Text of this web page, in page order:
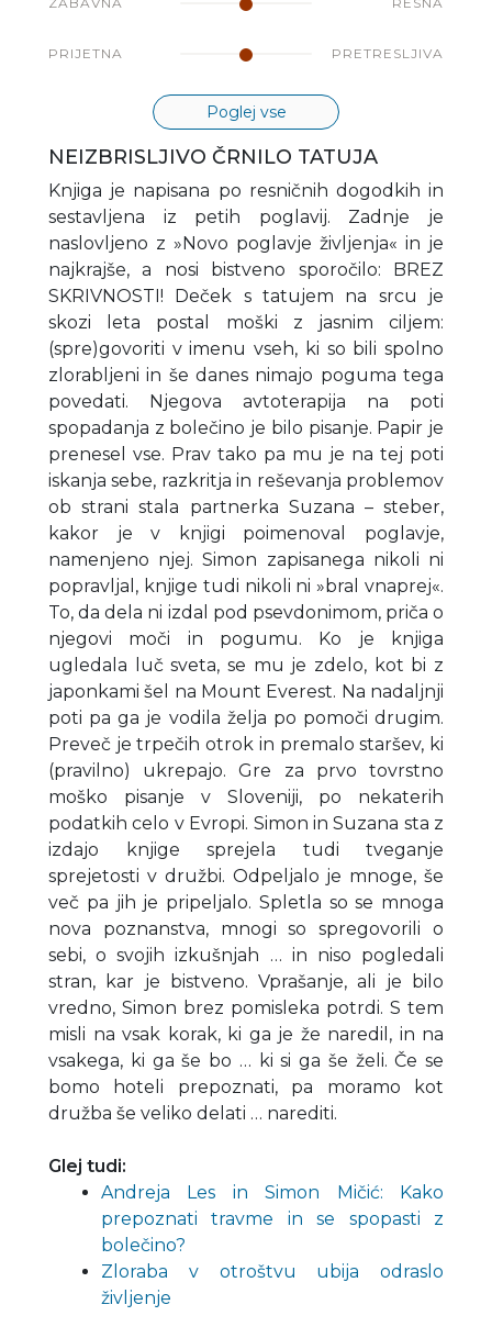
PRIJETNA PRETRESLJIVA
Poglej vse
NEIZBRISLJIVO ČRNILO TATUJA
Knjiga je napisana po resničnih dogodkih in
sestavljena iz petih poglavij. Zadnje je
naslovljeno z »Novo poglavje življenja« in je
najkrajše, a nosi bistveno sporočilo: BREZ
SKRIVNOSTI! Deček s tatujem na srcu je
skozi leta postal moški z jasnim ciljem:
(spre)govoriti v imenu vseh, ki so bili spolno
zlorabljeni in še danes nimajo poguma tega
povedati. Njegova avtoterapija na poti
spopadanja z bolečino je bilo pisanje. Papir je
prenesel vse. Prav tako pa mu je na tej poti
iskanja sebe, razkritja in reševanja problemov
ob strani stala partnerka Suzana – steber,
kakor je v knjigi poimenoval poglavje,
namenjeno njej. Simon zapisanega nikoli ni
popravljal, knjige tudi nikoli ni »bral vnaprej«.
To, da dela ni izdal pod psevdonimom, priča o
njegovi moči in pogumu. Ko je knjiga
ugledala luč sveta, se mu je zdelo, kot bi z
japonkami šel na Mount Everest. Na nadaljnji
poti pa ga je vodila želja po pomoči drugim.
Preveč je trpečih otrok in premalo staršev, ki
(pravilno) ukrepajo. Gre za prvo tovrstno
moško pisanje v Sloveniji, po nekaterih
podatkih celo v Evropi. Simon in Suzana sta z
izdajo knjige sprejela tudi tveganje
sprejetosti v družbi. Odpeljalo je mnoge, še
več pa jih je pripeljalo. Spletla so se mnoga
nova poznanstva, mnogi so spregovorili o
sebi, o svojih izkušnjah … in niso pogledali
stran, kar je bistveno. Vprašanje, ali je bilo
vredno, Simon brez pomisleka potrdi. S tem
misli na vsak korak, ki ga je že naredil, in na
vsakega, ki ga še bo … ki si ga še želi. Če se
bomo hoteli prepoznati, pa moramo kot
družba še veliko delati … narediti.
Glej tudi:
Andreja Les in Simon Mičić: Kako
prepoznati travme in se spopasti z
bolečino?
Zloraba v otroštvu ubija odraslo
življenje